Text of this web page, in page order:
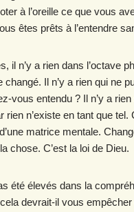
à l’oreille ce que vous
êtes prêts à l’entendre
il n’y a rien dans l’octave
changé. Il n’y a rien qui ne
vous entendu ? Il n’y a
rien n’existe en tant que
matrice mentale.
chose. C’est la loi de Dieu.
été élevés dans la
devrait-il vous empêcher